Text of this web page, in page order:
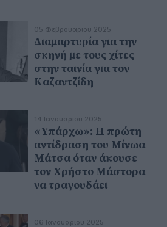
05 Φεβρουαρίου 2025
Διαμαρτυρία για την
σκηνή με τους χίτες
στην ταινία για τον
Καζαντζίδη
14 Ιανουαρίου 2025
«Υπάρχω»: Η πρώτη
αντίδραση του Μίνωα
Μάτσα όταν άκουσε
τον Χρήστο Μάστορα
να τραγουδάει
06 Ιανουαρίου 2025